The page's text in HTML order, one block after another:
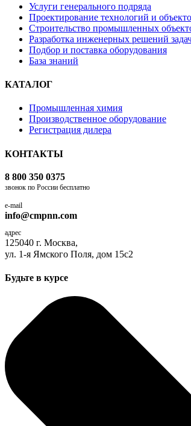
Услуги генерального подряда
Проектирование технологий и
Строительство промышленных
Разработка инженерных решений
Подбор и поставка оборудования
База знаний
КАТАЛОГ
Промышленная химия
Производственное оборудование
Регистрация дилера
КОНТАКТЫ
8 800 350 0375
звонок по России бесплатно
e-mail
info@cmpnn.com
адрес
125040 г. Москва,
ул. 1-я Ямского Поля, дом 15с2
Будьте в курсе